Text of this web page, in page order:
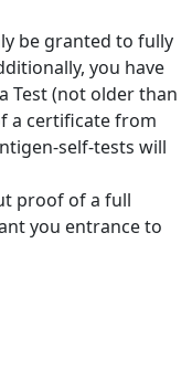
be granted to fully
you have
Test (not older than
a certificate from
self-tests will
proof of a full
you entrance to